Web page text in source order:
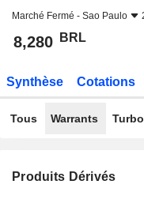
Marché Fermé - Sao Paulo
8,280 BRL
Synthèse Cotations
Tous Warrants
Produits Dérivés